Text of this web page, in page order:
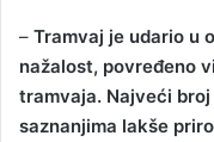
– Tramvaj je udario u
nažalost, povređeno
tramvaja. Najveći
saznanjima lakše